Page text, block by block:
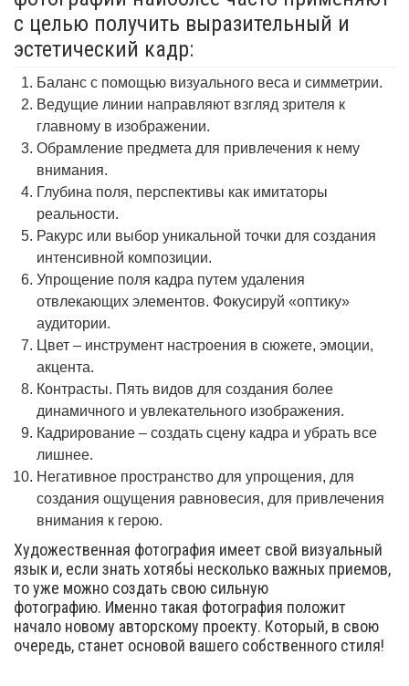
с целью получить выразительный и
эстетический кадр:
Баланс с помощью визуального веса и симметрии.
Ведущие линии направляют взгляд зрителя к
главному в изображении.
Обрамление предмета для привлечения к нему
внимания.
Глубина поля, перспективы как имитаторы
реальности.
Ракурс или выбор уникальной точки для создания
интенсивной композиции.
Упрощение поля кадра путем удаления
отвлекающих элементов. Фокусируй «оптику»
аудитории.
Цвет – инструмент настроения в сюжете, эмоции,
акцента.
Контрасты. Пять видов для создания более
динамичного и увлекательного изображения.
Кадрирование – создать сцену кадра и убрать все
лишнее.
Негативное пространство для упрощения, для
создания ощущения равновесия, для привлечения
внимания к герою.
Художественная фотография имеет свой визуальный
язык и, если знать хотябьі несколько важных приемов,
то уже можно создать свою сильную
фотографию. Именно такая фотография положит
начало новому авторскому проекту. Который, в свою
очередь, станет основой вашего собственного стиля!